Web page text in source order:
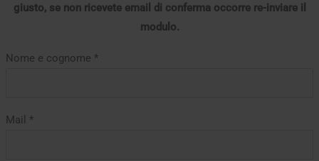
giusto, se non ricevete email di conferma occorre re-inviare il
modulo.
Nome e cognome *
Mail *